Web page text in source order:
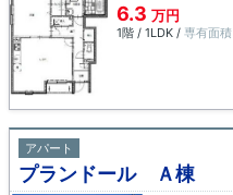
6.3 万円
1階 / 1LDK / 専有面積
アパート
プランドール Ａ棟